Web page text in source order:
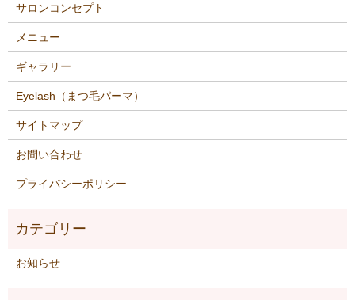
サロンコンセプト
メニュー
ギャラリー
Eyelash（まつ毛パーマ）
サイトマップ
お問い合わせ
プライバシーポリシー
お知らせ